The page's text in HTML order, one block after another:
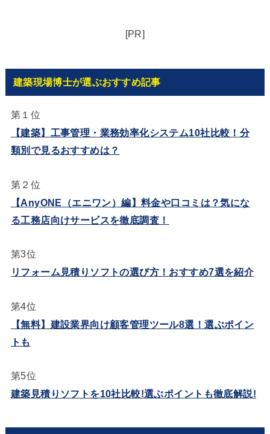
[PR]
建築現場博士が選ぶおすすめ記事
第１位
【建築】工事管理・業務効率化システム10社比較！分
類別で見るおすすめは？
第２位
【AnyONE（エニワン）編】料金や口コミは？気にな
る工務店向けサービスを徹底調査！
第3位
リフォーム見積りソフトの選び方！おすすめ7選を紹介
第4位
【無料】建設業界向け顧客管理ツール8選！選ぶポイン
トも
第5位
建築見積りソフトを10社比較!選ぶポイントも徹底解説!